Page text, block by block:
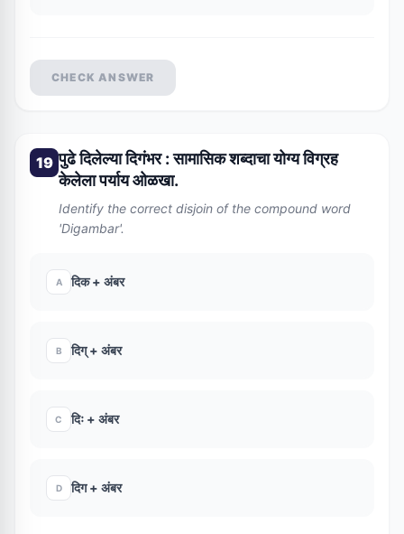
CHECK ANSWER
19 पुढे दिलेल्या दिगंभर : सामासिक शब्दाचा योग्य विग्रह
केलेला पर्याय ओळखा.
Identify the correct disjoin of the compound word
'Digambar'.
A दिक + अंबर
B दिग् + अंबर
C दिः + अंबर
D दिग + अंबर